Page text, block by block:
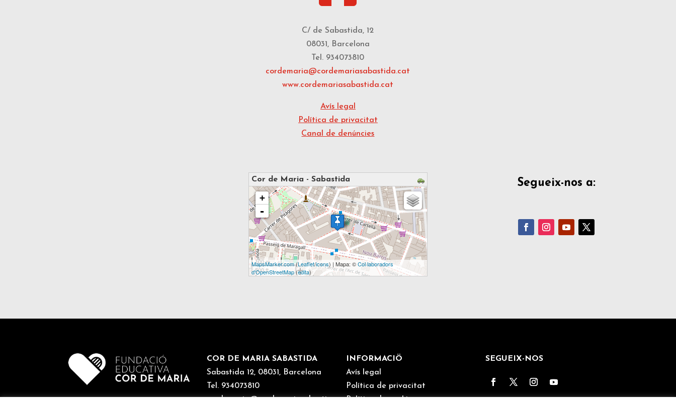
C/ de Sabastida, 12
08031, Barcelona
Tel. 934073810
cordemaria@cordemariasabastida.cat
www.cordemariasabastida.cat
Avís legal
Política de privacitat
Canal de denúncies
Cor de Maria - Sabastida
s'està carregant el mapa - espereu...
+
-
100 m
500 ft
MapsMarker.com(Leaflet/icons) | Mapa: ©Col·laboradors
d'OpenStreetMap(edita)
Segueix-nos a:
COR DE MARIA SABASTIDA
Sabastida 12, 08031, Barcelona
Tel. 934073810
INFORMACIÖ
Avís legal
Política de privacitat
SEGUEIX-NOS